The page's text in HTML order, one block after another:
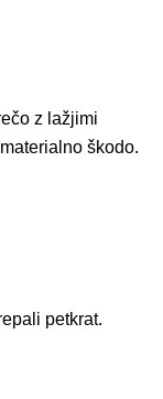
z lažjimi
škodo.
petkrat.